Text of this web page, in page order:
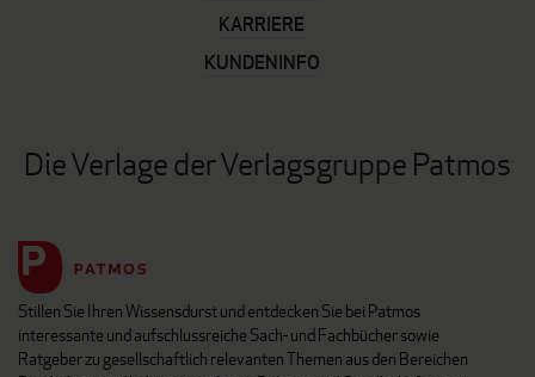
KARRIERE
KUNDENINFO
Die Verlage der Verlagsgruppe Patmos
Stillen Sie Ihren Wissensdurst und entdecken Sie bei Patmos
interessante und aufschlussreiche Sach- und Fachbücher sowie
Ratgeber zu gesellschaftlich relevanten Themen aus den Bereichen